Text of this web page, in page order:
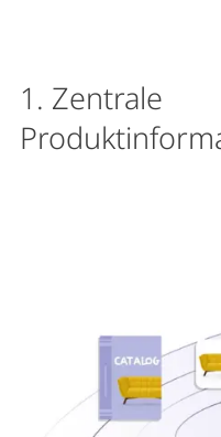
1. Zentrale